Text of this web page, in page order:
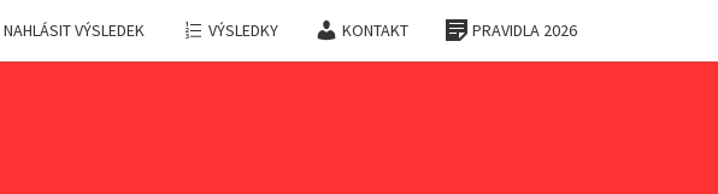
NAHLÁSIT VÝSLEDEK VÝSLEDKY KONTAKT PRAVIDLA 2026